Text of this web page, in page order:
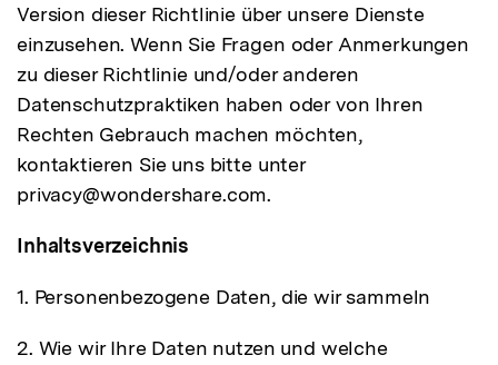
Version dieser Richtlinie über unsere Dienste
einzusehen. Wenn Sie Fragen oder Anmerkungen
zu dieser Richtlinie und/oder anderen
Datenschutzpraktiken haben oder von Ihren
Rechten Gebrauch machen möchten,
kontaktieren Sie uns bitte unter
privacy@wondershare.com.
Inhaltsverzeichnis
1. Personenbezogene Daten, die wir sammeln
2. Wie wir Ihre Daten nutzen und welche